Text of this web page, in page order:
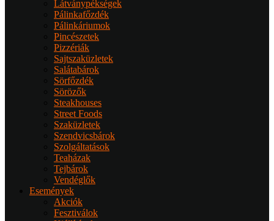
Látványpékségek
Pálinkafőzdék
Pálinkáriumok
Pincészetek
Pizzériák
Sajtszaküzletek
Salátabárok
Sörfőzdék
Sörözők
Steakhouses
Street Foods
Szaküzletek
Szendvicsbárok
Szolgáltatások
Teaházak
Tejbárok
Vendéglők
Események
Akciók
Fesztiválok